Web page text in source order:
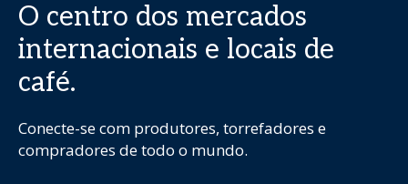
O centro dos mercados
internacionais e locais de
café.
Conecte-se com produtores, torrefadores e
compradores de todo o mundo.